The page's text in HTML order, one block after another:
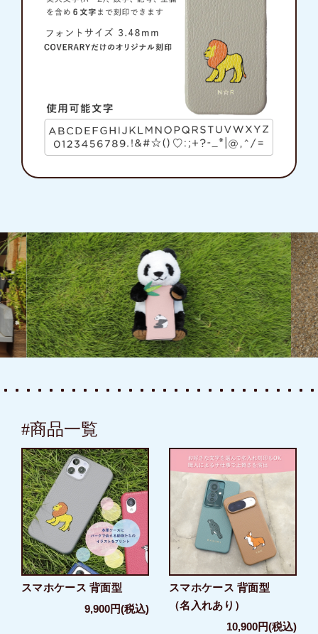
#商品一覧
スマホケース 背面型
9,900円(税込)
スマホケース 背面型
（名入れあり）
10,900円(税込)